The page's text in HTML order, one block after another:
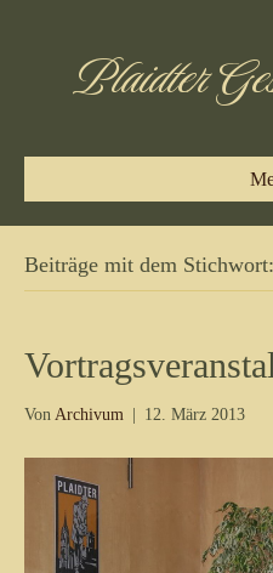
Plaidter
Beiträge mit dem
Von Archivum 12. März 2013